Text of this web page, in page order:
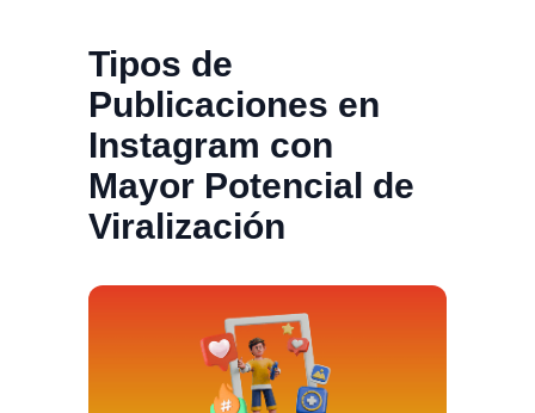
Tipos de
Publicaciones en
Instagram con
Mayor Potencial de
Viralización